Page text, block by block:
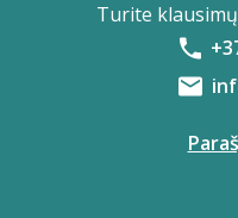
Turite